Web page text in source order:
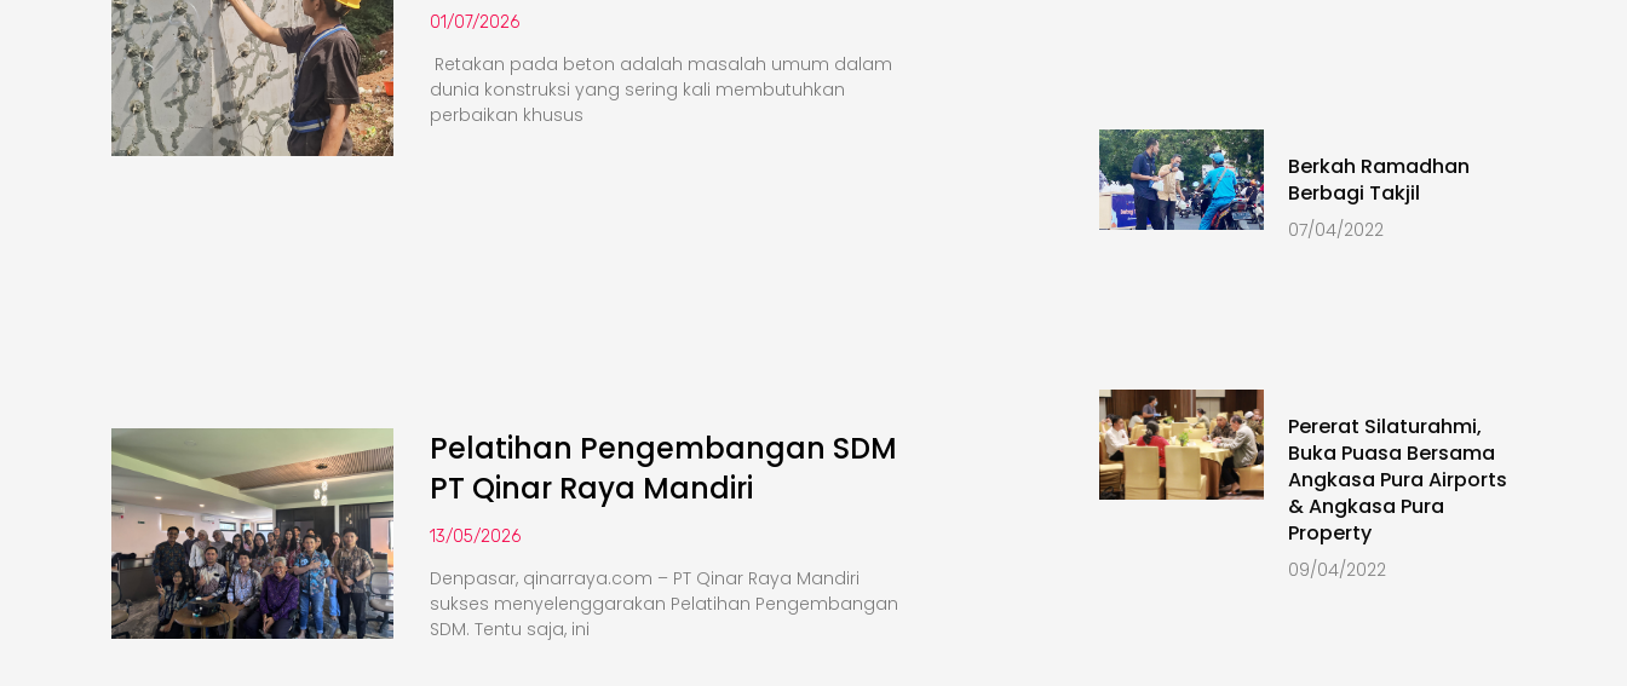
01/07/2026
Retakan pada beton adalah masalah umum dalam
dunia konstruksi yang sering kali membutuhkan
perbaikan khusus
Pelatihan Pengembangan SDM
PT Qinar Raya Mandiri
13/05/2026
Denpasar, qinarraya.com – PT Qinar Raya Mandiri
sukses menyelenggarakan Pelatihan Pengembangan
SDM. Tentu saja, ini
Berkah Ramadhan
Berbagi Takjil
07/04/2022
Pererat Silaturahmi,
Buka Puasa Bersama
Angkasa Pura Airports
& Angkasa Pura
Property
09/04/2022